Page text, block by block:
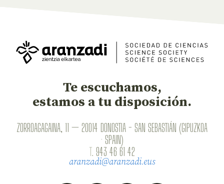
Te escuchamos,
estamos a tu disposición.
ZORROAGAGAINA, 11 — 20014 DONOSTIA - SAN SEBASTIÁN (GIPUZKOA
· SPAIN)
T. 943 46 61 42
aranzadi@aranzadi.eus